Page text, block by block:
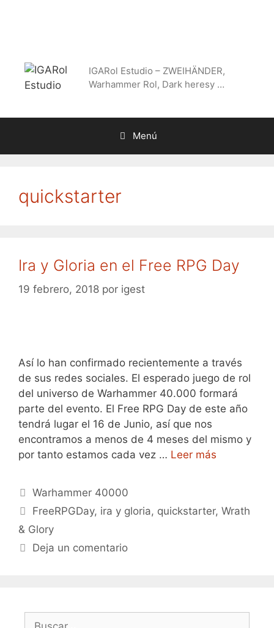
IGARol Estudio – ZWEIHÄNDER,
Warhammer Rol, Dark heresy …
Menú
quickstarter
Ira y Gloria en el Free RPG Day
19 febrero, 2018 por igest
Así lo han confirmado recientemente a través
de sus redes sociales. El esperado juego de rol
del universo de Warhammer 40.000 formará
parte del evento. El Free RPG Day de este año
tendrá lugar el 16 de Junio, así que nos
encontramos a menos de 4 meses del mismo y
por tanto estamos cada vez … Leer más
Categorías
Warhammer 40000
Etiquetas
FreeRPGDay, ira y gloria, quickstarter,Wrath
& Glory
Deja un comentario